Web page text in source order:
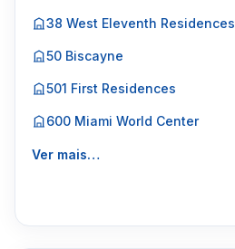
38 West Eleventh Residences
50 Biscayne
501 First Residences
600 Miami World Center
Ver mais…